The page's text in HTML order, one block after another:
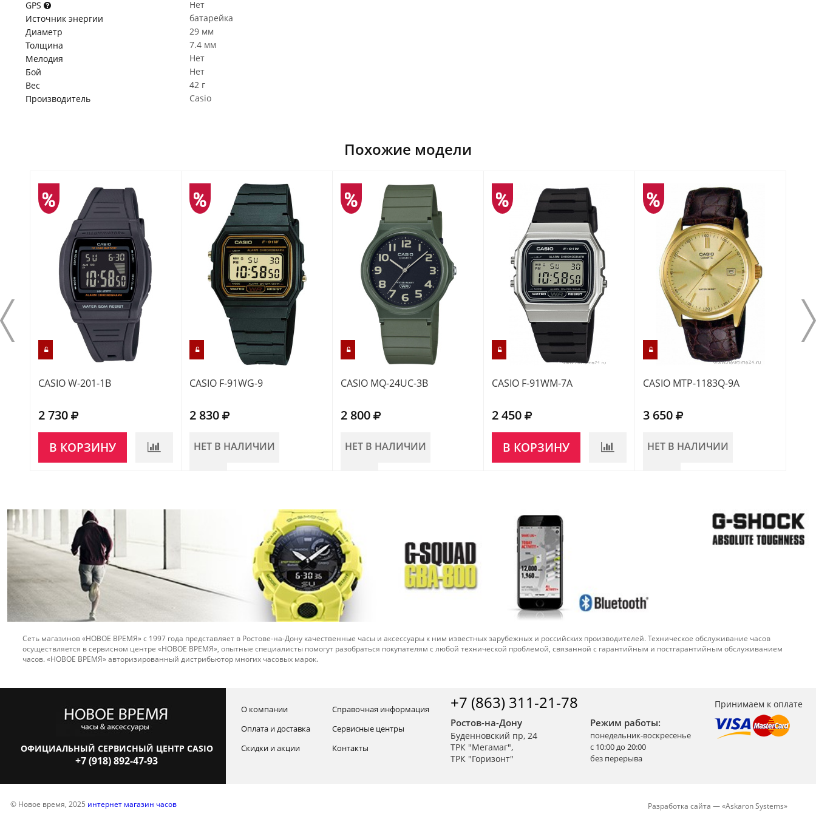
GPS
Нет
Источник энергии
батарейка
Диаметр
29 мм
Толщина
7.4 мм
Мелодия
Нет
Бой
Нет
Вес
42 г
Производитель
Casio
Похожие модели
CASIO W-201-1B
2 730
В КОРЗИНУ
CASIO F-91WG-9
2 830
НЕТ В НАЛИЧИИ
CASIO MQ-24UC-3B
2 800
НЕТ В НАЛИЧИИ
CASIO F-91WM-7A
2 450
В КОРЗИНУ
CASIO MTP-1183Q-9A
3 650
НЕТ В НАЛИЧИИ
Сеть магазинов «НОВОЕ ВРЕМЯ» с 1997 года представляет в Ростове-на-Дону качественные часы и аксессуары к ним известных зарубежных и российских производителей. Техническое обслуживание часов
осуществляется в сервисном центре «НОВОЕ ВРЕМЯ», опытные специалисты помогут разобраться покупателям с любой технической проблемой, связанной с гарантийным и постгарантийным обслуживанием
часов. «НОВОЕ ВРЕМЯ» авторизированный дистрибьютор многих часовых марок.
ОФИЦИАЛЬНЫЙ СЕРВИСНЫЙ ЦЕНТР CASIO
+7 (918) 892-47-93
О компании
Оплата и доставка
Скидки и акции
Справочная информация
Сервисные центры
Контакты
+7 (863) 311-21-78
Режим работы:
понедельник-воскресенье
с 10:00 до 20:00
без перерыва
Ростов-на-Дону
Буденновский пр, 24
ТРК "Мегамаг",
ТРК "Горизонт"
Принимаем к оплате
© Новое время, 2025 интернет магазин часов Разработка сайта —«Askaron Systems»